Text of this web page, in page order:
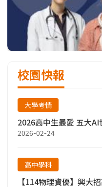
校園快報
大學考情
2026高中生最愛 五大AI
2026-02-24
高中學科
【114物理資優】興大